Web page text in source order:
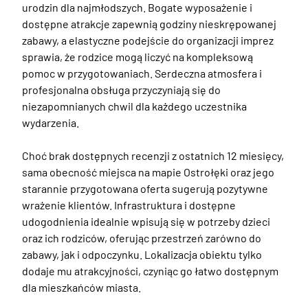
urodzin dla najmłodszych. Bogate wyposażenie i
dostępne atrakcje zapewnią godziny nieskrępowanej
zabawy, a elastyczne podejście do organizacji imprez
sprawia, że rodzice mogą liczyć na kompleksową
pomoc w przygotowaniach. Serdeczna atmosfera i
profesjonalna obsługa przyczyniają się do
niezapomnianych chwil dla każdego uczestnika
wydarzenia.
Choć brak dostępnych recenzji z ostatnich 12 miesięcy,
sama obecność miejsca na mapie Ostrołęki oraz jego
starannie przygotowana oferta sugerują pozytywne
wrażenie klientów. Infrastruktura i dostępne
udogodnienia idealnie wpisują się w potrzeby dzieci
oraz ich rodziców, oferując przestrzeń zarówno do
zabawy, jak i odpoczynku. Lokalizacja obiektu tylko
dodaje mu atrakcyjności, czyniąc go łatwo dostępnym
dla mieszkańców miasta.